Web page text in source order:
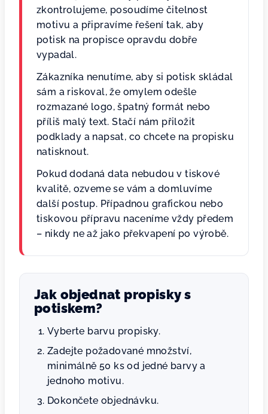
zkontrolujeme, posoudíme čitelnost
motivu a připravíme řešení tak, aby
potisk na propisce opravdu dobře
vypadal.
Zákazníka nenutíme, aby si potisk skládal
sám a riskoval, že omylem odešle
rozmazané logo, špatný formát nebo
příliš malý text. Stačí nám přiložit
podklady a napsat, co chcete na propisku
natisknout.
Pokud dodaná data nebudou v tiskové
kvalitě, ozveme se vám a domluvíme
další postup. Případnou grafickou nebo
tiskovou přípravu naceníme vždy předem
– nikdy ne až jako překvapení po výrobě.
Jak objednat propisky s
potiskem?
Vyberte barvu propisky.
Zadejte požadované množství,
minimálně 50 ks od jedné barvy a
jednoho motivu.
Dokončete objednávku.